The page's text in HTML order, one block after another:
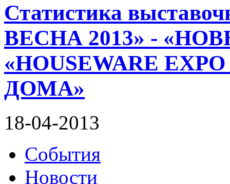
Статистика
ВЕСНА 2013» -
«HOUSEWARE
ДОМА»
18-04-2013
События
Новости